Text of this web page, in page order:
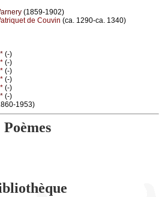
(1859-1902)
de Couvin (ca. 1290-ca. 1340)
(-)
(-)
(-)
(-)
(-)
(-)
1953)
Poèmes